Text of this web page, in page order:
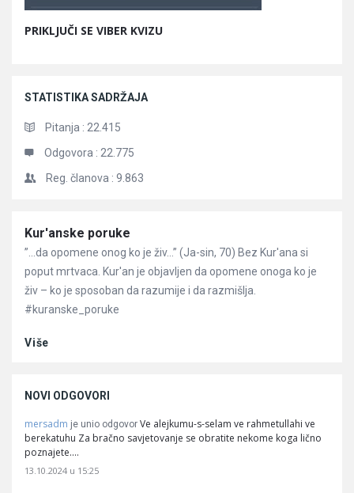
PRIKLJUČI SE VIBER KVIZU
STATISTIKA SADRŽAJA
Pitanja : 22.415
Odgovora : 22.775
Reg. članova : 9.863
Članci
Kur'anske poruke
”…da opomene onog ko je živ…” (Ja-sin, 70) Bez Kur'ana si
poput mrtvaca. Kur'an je objavljen da opomene onoga ko je
živ – ko je sposoban da razumije i da razmišlja.
#kuranske_poruke
Više
NOVI ODGOVORI
mersadm je unio odgovor Ve alejkumu-s-selam ve rahmetullahi ve
berekatuhu Za bračno savjetovanje se obratite nekome koga lično
poznajete.…
13.10.2024 u 15:25